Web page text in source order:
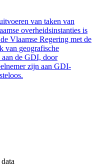
van taken van
overheidsinstanties is
Vlaamse Regering met de
van geografische
aan de GDI, door
zijn aan GDI-